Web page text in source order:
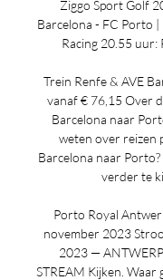
Ziggo Sport Golf
Barcelona - FC Porto |
Racing 20.55 uur:
Trein Renfe & AVE
vanaf € 76,15 Over
Barcelona naar
weten over reizen
Barcelona naar
verder te
Porto Royal
november 2023
2023 —
STREAM Kijken. Waar